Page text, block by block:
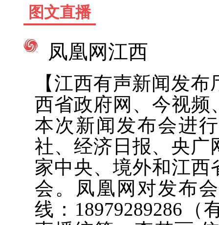
图文直播
凤凰网江西
【江西有声新闻发
西省政府网、今视频
本次新闻发布会进
社、经济日报、央广
家中央、境外和江西
会。凤凰网对发布
线：18979289286